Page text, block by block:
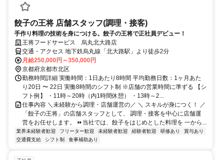
餃子の王将 店舗スタッフ(調理・接客)
手作り料理の技術を身につける。餃子の王将で正社員デビュー！
王将フードサービス 烏丸北大路店
交通・アクセス 地下鉄烏丸線「北大路駅」より徒歩2分
月給250,000円～350,000円
京都府京都市北区
勤務時間詳細 実働時間：1日あたり8時間 平均勤務日数：1ヶ月あた
り20日 〜 22日 実働8時間のシフト制 ※店舗の営業時間に準ずる 【シ
フト例】 ・11時～20時（内1時間休憩） ・13時～2...
仕事内容 ＼未経験から調理・店舗運営の／ ＼ スキルが身につく！ ／
「餃子の王将」の店舗スタッフとして、 調理・接客を中心に店舗運
営をお任せします。 ⏩当社では、餃子をはじめとした料理を 一から...
業界未経験者歓迎 フリーター歓迎 未経験者歓迎 経験者歓迎 研修あり
賞与あり
交通費支給
シフト制 食事補助あり